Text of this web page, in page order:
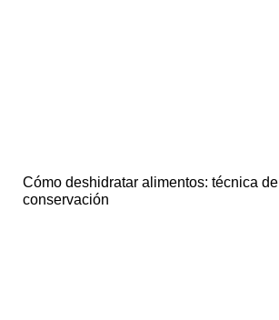
Cómo deshidratar alimentos: técnica de
conservación